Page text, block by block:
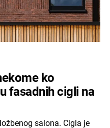
ko
fasadnih cigli na
salona. Cigla je